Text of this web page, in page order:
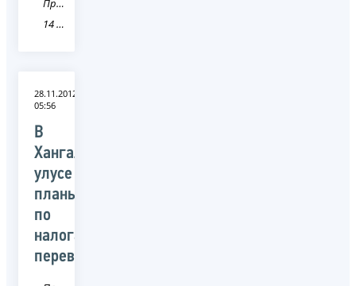
Пресса
14 Республика Саха (Якутия)
28.11.2012
05:56
В
Хангаласском
улусе
планы
по
налогам
перевыполнены